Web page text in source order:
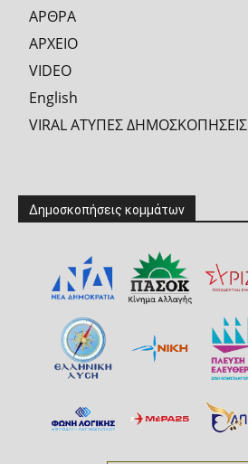
ΑΡΘΡΑ
ΑΡΧΕΙΟ
VIDEO
English
VIRAL ΑΤΥΠΕΣ ΔΗΜΟΣΚΟΠΗΣΕΙΣ
Δημοσκοπήσεις κομμάτων